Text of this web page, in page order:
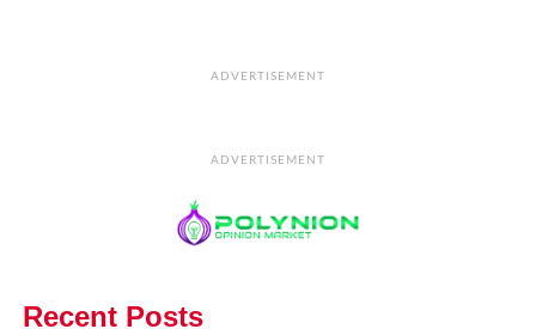
ADVERTISEMENT
ADVERTISEMENT
Recent Posts